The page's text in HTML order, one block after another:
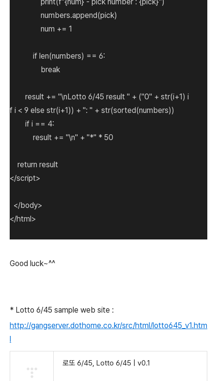
numbers.append(pick)
num += 1
if len(numbers) == 6:
break
result += "\nLotto 6/45 result " + ("0" + str(i+1) i
f i < 9 else str(i+1)) + ": " + str(sorted(numbers))
if i == 4:
result += "\n" + "*" * 50
return result
</script>
</body>
</html>
Good luck~^^
* Lotto 6/45 sample web site :
http://gangserver.dothome.co.kr/src/html/lotto645_v1.htm
l
로또 6/45, Lotto 6/45 | v0.1